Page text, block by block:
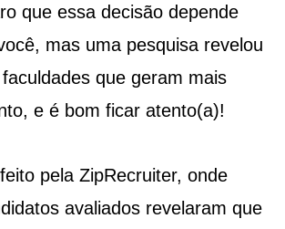
que essa decisão depende
mas uma pesquisa revelou
que geram mais
e é bom ficar atento(a)!
pela ZipRecruiter, onde
avaliados revelaram que